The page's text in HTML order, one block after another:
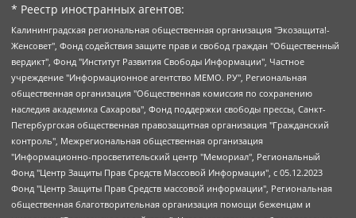
* Реестр иностранных агентов:
Калининградская региональная общественная организация "Экозащита!-Женсовет", Фонд содействия защите прав и свобод граждан "Общественный вердикт", Фонд "Институт Развития Свободы Информации", Частное учреждение "Информационное агентство МЕМО. РУ", Региональная общественная организация "Общественная комиссия по сохранению наследия академика Сахарова", Фонд поддержки свободы прессы, Санкт-Петербургская общественная правозащитная организация "Гражданский контроль", Межрегиональная общественная организация "Информационно-просветительский центр "Мемориал", Региональный Фонд "Центр Защиты Прав Средств Массовой Информации", с 05.12.2023 Фонд "Центр Защиты Прав Средств массовой информации", Региональная общественная благотворительная организация помощи беженцам и мигрантам "Гражданское содействие", Негосударственное образовательное учреждение дополнительного профессионального образования (повышение квалификации) специалистов "АКАДЕМИЯ ПО ПРАВАМ ЧЕЛОВЕКА", Свердловская региональная общественная организация "Сутяжник", Автономная некоммерческая организация "Центр независимых социологических исследований", Союз общественных объединений "Российский исследовательский центр по правам человека", Региональное общественное учреждение научно-информационный центр "МЕМОРИАЛ", Некоммерческая организация "Фонд защиты гласности", Автономная некоммерческая организация "Институт прав человека", Городская общественная организация "Екатеринбургское общество "МЕМОРИАЛ", Городская общественная организация "Рязанское историко-просветительское и правозащитное общество "Мемориал" (Рязанский Мемориал), Челябинский региональный орган общественной самодеятельности – женское общественное объединение "Женщины Евразии", Челябинский региональный орган общественной самодеятельности "Уральская правозащитная группа", Фонд содействия защите здоровья и социальной справедливости имени Андрея Рылькова, Автономная Некоммерческая Организация "Аналитический Центр Юрия Левады", Автономная некоммерческая организация социальной поддержки населения "Проект Апрель", Региональная общественная организация помощи женщинам и детям, находящимся в кризисной ситуации "Информационно-методический центр "Анна", Фонд содействия развитию массовых коммуникаций и правовому просвещению "Так-так-Так", Фонд содействия устойчивому развитию "Серебряная тайга", Свердловский региональный общественный фонд социальных проектов "Новое время", "Idel.Реалии", Кавказ.Реалии, Крым.Реалии, Телеканал Настоящее Время, Татаро-башкирская служба Радио Свобода (Azatliq Radiosi), Радио Свободная Европа/Радио Свобода (PCE/PC), "Сибирь.Реалии", "Фактограф", Благотворительный фонд помощи осужденным и их семьям, Автономная некоммерческая организация "Институт глобализации и социальных движений", Фонд "В защиту прав заключенных", Частное учреждение "Центр поддержки и содействия развитию средств массовой информации", Пензенский региональный общественный благотворительный фонд "Гражданский союз", "Север.Реалии", Некоммерческая организация Фонд "Правовая инициатива", Общество с ограниченной ответственностью "Радио Свободная Европа/Радио Свобода", Чешское информационное агентство "MEDIUM-ORIENT", Красноярская региональная общественная организация "Мы против СПИДа", Камалягин Денис Николаевич, Маркелов Сергей Евгеньевич, Пономарев Лев Александрович, Савицкая Людмила Алексеевна, Автономная некоммерческая организация "Центр по работе с проблемой насилия "НАСИЛИЮ.НЕТ", Межрегиональный профессиональный союз работников здравоохранения "Альянс врачей", Юридическое лицо, зарегистрированное в Латвийской Республике, SIA "Medusa Project" (регистрационный номер 40103797863, дата регистрации 10.06.2014), Некоммерческая организация "Фонд по борьбе с коррупцией", Автономная некоммерческая организация "Институт права и публичной политики", Баданин Роман Сергеевич, Гликин Максим Александрович, Железнова Мария Михайловна, Лукьянова Юлия Сергеевна, Маетная Елизавета Витальевна, Маняхин Петр Борисович, Чуракова Ольга Владимировна, Ярош Юлия Петровна, Юридическое лицо "The Insider SIA", зарегистрированное в Риге, Латвийская Республика (дата регистрации 26.06.2015), являющееся администратором доменного имени интернет-издания "The Insider SIA", https://theins.ru, Постернак Алексей Евгеньевич, Рубин Михаил Аркадьевич, Анин Роман Александрович, Юридическое лицо Istories fonds, зарегистрированное в Латвийской Республике (регистрационный номер 50008295751, дата регистрации 24.02.2020), Великовский Дмитрий Александрович, Долинина Ирина Николаевна, Мароховская Алеся Алексеевна, Шлейнов Роман Юрьевич, Шмагун Олеся Валентиновна, Общество с ограниченной ответственностью "Альтаир 2021", Общество с ограниченной ответственностью "Вега 2021", Общество с ограниченной ответственностью "Главный редактор 2021", Общество с ограниченной ответственностью "Ромашки монолит", Важенков Артем Валерьевич, Ивановская областная общественная организация "Центр гендерных исследований", Гурман Юрий Альбертович, Медиапроект "ОВД-Инфо", Егоров Владимир Владимирович, Жилинский Владимир Александрович, Общество с ограниченной ответственностью "ЗП", Иванова София Юрьевна, Карезина Инна Павловна, Кильтау Екатерина Викторовна, Петров Алексей Викторович, Пискунов Сергей Евгеньевич, Смирнов Сергей Сергеевич, Тихонов Михаил Сергеевич, Общество с ограниченной ответственностью "ЖУРНАЛИСТ-ИНОСТРАННЫЙ АГЕНТ", Арапова Галина Юрьевна, Вольтская Татьяна Анатольевна, Американская компания "Mason G.E.S. Anonymous Foundation" (США), являющаяся владельцем интернет-издания https://mnews.world/, Компания "Stichting Bellingcat", зарегистрированная в Нидерландах (дата регистрации 11.07.2018), Захаров Андрей Вячеславович, Клепиковская Екатерина Дмитриевна, Общество с ограниченной ответственностью "МЕМО", Перл Роман Александрович, Симонов Евгений Алексеевич, Соловьева Елена Анатольевна, Сотников Даниил Владимирович, Сурначева Елизавета Дмитриевна, Автономная некоммерческая организация по защите прав человека и информированию населения "Якутия – Наше Мнение", Общество с ограниченной ответственностью "Москоу диджитал медиа", с 26.01.2023 Общество с ограниченной ответственностью "Чайка Белые сады", Ветошкина Валерия Валерьевна, Заговора Максим Александрович, Межрегиональное общественное движение "Российская ЛГБТ - сеть", Оленичев Максим Владимирович, Павлов Иван Юрьевич, Скворцова Елена Сергеевна, Общество с ограниченной ответственностью "Как бы инагент", Кочетков Игорь Викторович, Общество с ограниченной ответственностью "Честные выборы", Еланчик Олег Александрович, Общество с ограниченной ответственностью "Нобелевский призыв", Гималова Регина Эмилевна, Григорьев Андрей Валерьевич, Григорьева Алина Александровна, Ассоциация по содействию защите прав призывников, альтернативнослужащих и военнослужащих "Правозащитная группа "Гражданин.Армия.Право", Хисамова Регина Фаритовна, Автономная некоммерческая организация по реализации социально-правовых программ "Лилит", Дальневосточное общественное движение "Маяк", Санкт-Петербургская ЛГБТ-инициативная группа "Выход", Инициативная группа ЛГБТ+ "Реверс", Алексеев Андрей Викторович, Бекбулатова Таисия Львовна, Беляев Иван Михайлович, Владыкина Елена Сергеевна, Гельман Марат Александрович, Никульшина Вероника Юрьевна, Толоконникова Надежда Андреевна, Шендерович Виктор Анатольевич, Общество с ограниченной ответственностью "Данное сообщение", Общество с ограниченной ответственностью Издательский дом "Новая глава", Айнбиндер Александра Александровна, Московский комьюнити-центр для ЛГБТ+инициатив, Благотворительный фонд развития филантропии, Deutsche Welle (Германия, Kurt-Schumacher-Strasse 3, 53113 Bonn), Борзунова Мария Михайловна, Воробьев Виктор Викторович, Голубева Анна Львовна, Константинова Алла Михайловна, Малкова Ирина Владимировна, Мурадов Мурад Абдулгалимович, Осетинская Елизавета Николаевна, Понасенков Евгений Николаевич, Ганапольский Матвей Юрьевич, Киселев Евгений Алексеевич, Борухович Ирина Григорьевна, Дремин Иван Тимофеевич, Дубровский Дмитрий Викторович, Красноярская региональная общественная организация поддержки и развития альтернативных образовательных технологий и межкультурных коммуникаций "ИНТЕРРА", Маяковская Екатерина Алексеевна, Фейгин Марк Захарович, Филимонов Андрей Викторович, Дзугкоева Регина Николаевна, Доброхотов Роман Александрович, Дудь Юрий Александрович, Елкин Сергей Владимирович, Кругликов Кирилл Игоревич, Сабунаева Мария Леонидовна, Семенов Алексей Владимирович, Шаинян Карен Багратович, Шульман Екатерина Михайловна, Асафьев Артур Валерьевич, Вахштайн Виктор Семенович, Венедиктов Алексей Алексеевич, Лушникова Екатерина Евгеньевна, Волков Леонид Михайлович, Невзоров Александр Глебович, Пархоменко Сергей Борисович, Сироткин Ярослав Николаевич, Кара-Мурза Владимир Владимирович, Баранова Наталья Владимировна, Гозман Леонид Яковлевич, Кагарлицкий Борис Юльевич, Климарев Михаил Валерьевич, Милов Владимир Станиславович, Автономная некоммерческая организация Краснодарский центр современного искусства "Типография", Моргенштерн Алишер Тагирович, Соболь Любовь Эдуардовна, Общество с ограниченной ответственностью "ЛИЗА НОРМ", Каспаров Гарри Кимович, Ходорковский Михаил Борисович, Общество с ограниченной ответственностью "Апрельские тезисы", Данилович Ирина Брониславовна, Кашин Олег Владимирович, Петров Николай Владимирович, Пивоваров Алексей Владимирович, Соколов Михаил Владимирович, Цветкова Юлия Владимировна, Чичваркин Евгений Александрович, Комитет против пыток/Команда против пыток, Общество с ограниченной ответственностью "Первый научный", Общество с ограниченной ответственностью "Вертолет и ко", Белоцерковская Вероника Борисовна, Кац Максим Евгеньевич, Лазарева Татьяна Юрьевна, Шаведдинов Руслан Табризович, Яшин Илья Валерьевич, Общество с ограниченной ответственностью "Иноагент ААВ", Алешковский Дмитрий Петрович, Альбац Евгения Марковна, Быков Дмитрий Львович, Галямина Юлия Евгеньевна, Лойко Сергей Леонидович, Мартынов Кирилл Константинович, Медведев Сергей Александрович, Крашенинников Федор Геннадиевич, Гордеева Катерина Вл